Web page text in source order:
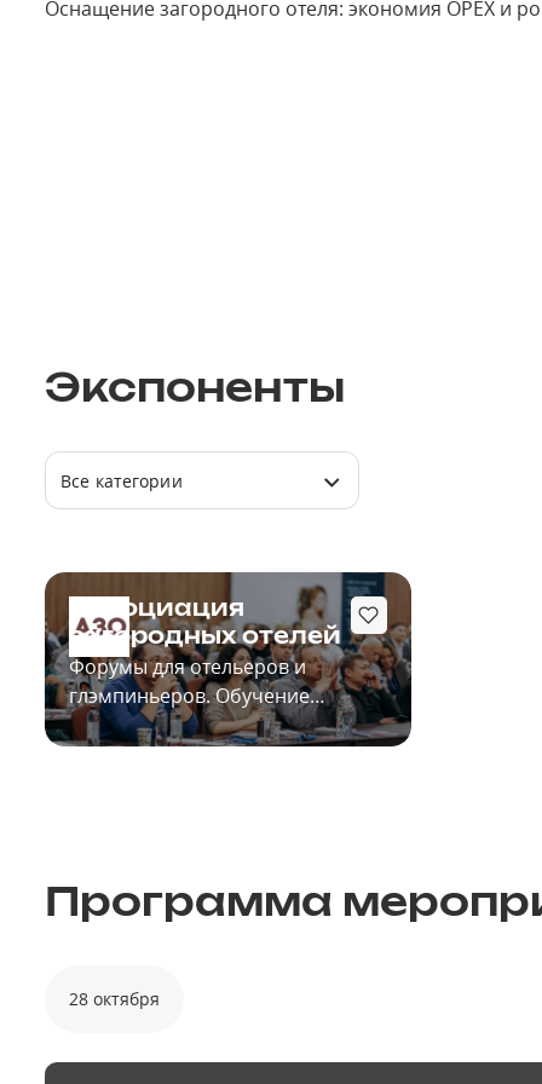
Оснащение загородного отеля: экономия OPEX и
Экспоненты
Все категории
Ассоциация
загородных отелей
Форумы для отельеров и
глэмпиньеров. Обучение
персонала. Покупка/Продажа
отелей.
Программа
28 октября